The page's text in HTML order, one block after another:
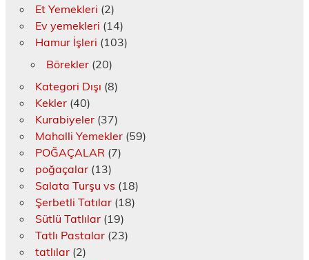
Et Yemekleri (2)
Ev yemekleri (14)
Hamur İşleri (103)
Börekler(20)
Kategori Dışı (8)
Kekler(40)
Kurabiyeler(37)
Mahalli Yemekler(59)
POĞAÇALAR (7)
poğaçalar(13)
Salata Turşu vs (18)
Şerbetli Tatılar(18)
Sütlü Tatlılar(19)
Tatlı Pastalar(23)
tatlılar(2)